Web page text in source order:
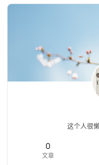
这个人很
0
文章